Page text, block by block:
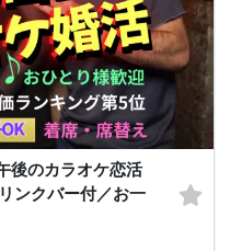
後のカラオケ恋活
ンクバー付／お一